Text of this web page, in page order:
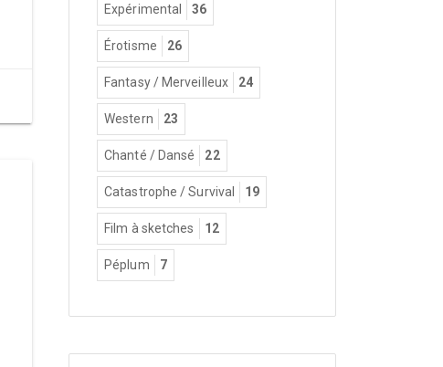
Expérimental 36
Érotisme 26
Fantasy / Merveilleux 24
Western 23
Chanté / Dansé 22
Catastrophe / Survival 19
Film à sketches 12
Péplum 7